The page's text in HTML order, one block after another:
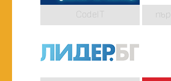
CodeIT